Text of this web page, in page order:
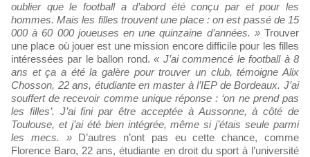
oublier que le football a d’abord été conçu par et pour les
hommes. Mais les filles trouvent une place : on est passé de 15
000 à 60 000 joueuses en une quinzaine d’années. »Trouver
une place où jouer est une mission encore difficile pour les filles
intéressées par le ballon rond.« J’ai commencé le football à 8
ans et ça a été la galère pour trouver un club, témoigne Alix
Chosson, 22 ans, étudiante en master à l’IEP de Bordeaux. J’ai
souffert de recevoir comme unique réponse : ‘on ne prend pas
les filles’. J’ai fini par être acceptée à Aussonne, à côté de
Toulouse, et j’ai été bien intégrée, même si j’étais seule parmi
les mecs. » D’autres n’ont pas eu cette chance, comme
Florence Baro, 22 ans, étudiante en droit du sport à l’université